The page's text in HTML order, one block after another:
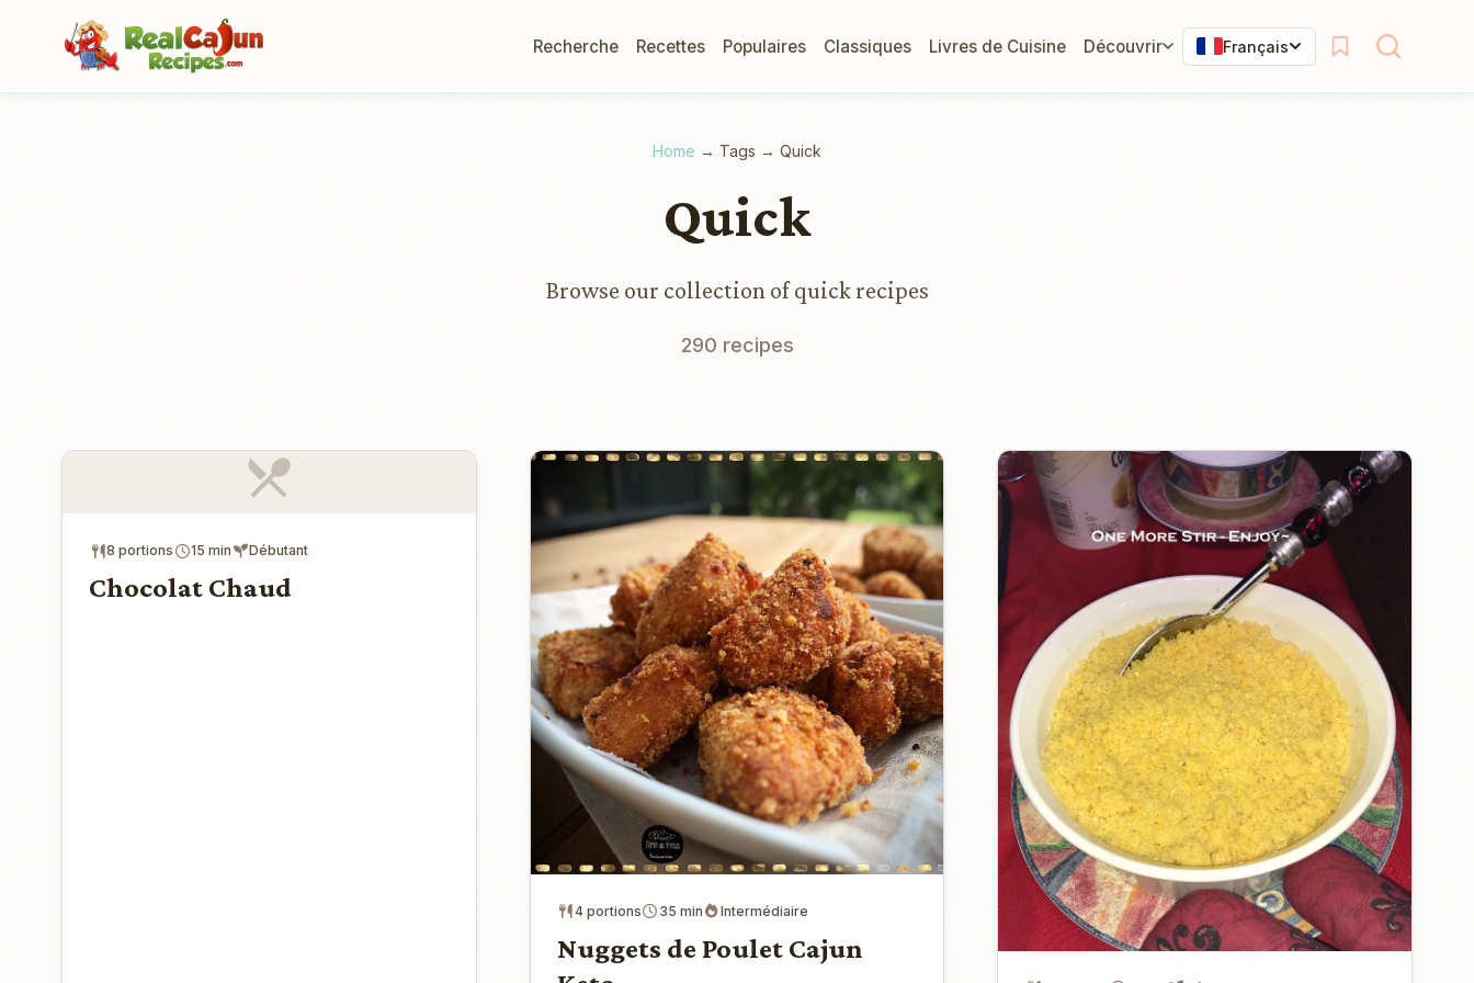
Recherche Recettes Populaires Classiques Livres de Cuisine Découvrir Français
Home → Tags → Quick
Quick
Browse our collection of quick recipes
290 recipes
8 portions 15 min Débutant
Chocolat Chaud
4 portions 35 min Intermédiaire
Nuggets de Poulet Cajun